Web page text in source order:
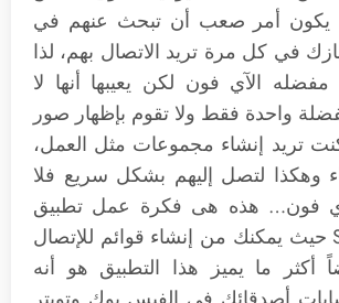
يكون أمر صعب أن تبحث عنهم في
في كل مرة تريد الاتصال بهم، لذا
الآي فون لكن يعيبها أنها لا
واحدة فقط ولا تقوم بإظهار صور
تريد إنشاء مجموعات مثل العمل،
وهكذا لتصل إليهم بشكل سريع فلا
فون… هذه هى فكرة عمل تطبيق
Social Contacts حيث يمكنك من إنشاء قوائم للإتصال
أكثر ما يميز هذا التطبيق هو أنه